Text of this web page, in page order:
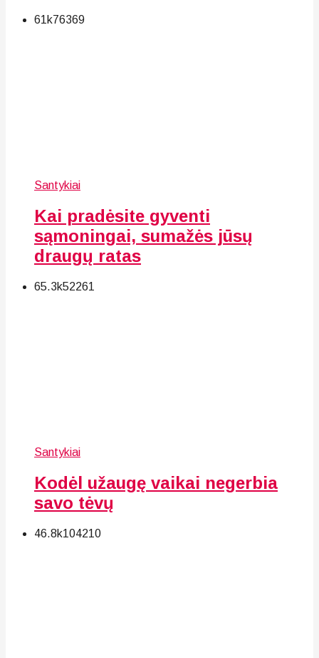
61k76369
Santykiai
Kai pradėsite gyventi
sąmoningai, sumažės jūsų
draugų ratas
65.3k52261
Santykiai
Kodėl užaugę vaikai negerbia
savo tėvų
46.8k104210